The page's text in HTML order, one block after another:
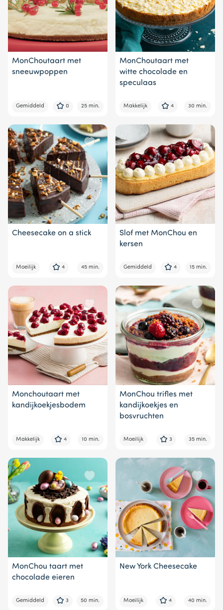
MonChoutaart met
sneeuwpoppen
Gemiddeld 0 25 min.
MonChoutaart met
witte chocolade en
speculaas
Makkelijk 4 30 min.
Cheesecake on a stick
Moeilijk 4 45 min.
Slof met MonChou en
kersen
Gemiddeld 4 15 min.
Monchoutaart met
kandijkoekjesbodem
Makkelijk 4 10 min.
MonChou trifles met
kandijkoekjes en
bosvruchten
Moeilijk 3 35 min.
MonChou taart met
chocolade eieren
Gemiddeld 3 50 min.
New York Cheesecake
Moeilijk 4 40 min.